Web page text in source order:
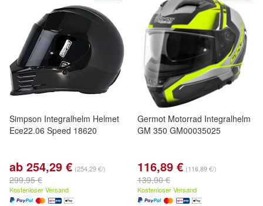
Simpson Integralhelm Helmet
Ece22.06 Speed 18620
ab 254,29 € (254,29 €/)
299,95 €
Kostenloser Versand
Germot Motorrad Integralhelm
GM 350 GM00035025
116,89 € (116,89 €/)
139,90 €
Kostenloser Versand